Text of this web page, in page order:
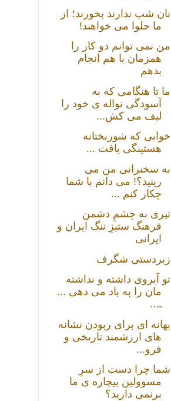
نان شب ندارند بخورند؛ از
ما حلوا می خواهند!
من نمی توانم دو کار را
همزمان با هم انجام
بدهم
ما تا هنگامی که به
آسودگی نواله ی خود را
لیف می کش...
خوابی که شوربختانه
هستینگی یافت ...
به سخنرانی من می
رینید؟! می دانم با شما
چکار کنم ...
تیری به چشمِ دشمن
فرهنگ ستیزِ ننگ ایران و
ایرانی
زبردستی شگرف
تو آبروی داشته و نداشته
مان را به باد می دهی ...
ـ...
بهانه ای برای ربودن نشانه
های ارزشمند تاریخی و
فرو...
شما چرا دست از سرِ
مسوولین بیچاره ی ما
برنمی دارید؟